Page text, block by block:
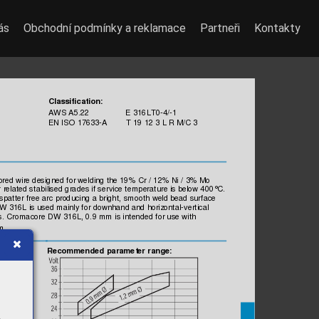
Classification:
AWS A5.22 E 316LT 0-4/-1
EN ISO 17633-A T 19 12 3 L R M/C 3
wire designed for welding the 19% Cr / 12% Ni / 3% Mo
related stabilised grades if service temperature is below 400 °C
patter free arc producing a bright, smooth weld bead surface
316L is used mainly for downhand and horizontal-vertical
Cromacore DW 316L, 0. 9 mm is intended for use with
.
Recommended parameter range:
Obchodní podmínky a reklamace Partneři Kontakty